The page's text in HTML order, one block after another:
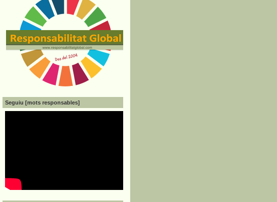
Seguiu [mots responsables]